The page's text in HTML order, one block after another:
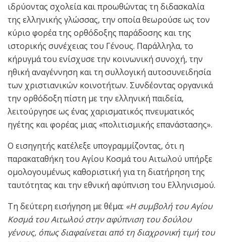
ιδρύοντας σχολεία και προωθώντας τη διδασκαλία
της ελληνικής γλώσσας, την οποία θεωρούσε ως τον
κύριο φορέα της ορθόδοξης παράδοσης και της
ιστορικής συνέχειας του Γένους. Παράλληλα, το
κήρυγμά του ενίσχυσε την κοινωνική συνοχή, την
ηθική αναγέννηση και τη συλλογική αυτοσυνειδησία
των χριστιανικών κοινοτήτων. Συνδέοντας οργανικά
την ορθόδοξη πίστη με την ελληνική παιδεία,
λειτούργησε ως ένας χαρισματικός πνευματικός
ηγέτης και φορέας μιας «πολιτισμικής επανάστασης».
Ο εισηγητής κατέλεξε υπογραμμίζοντας, ότι η
παρακαταθήκη του Αγίου Κοσμά του Αιτωλού υπήρξε
ομολογουμένως καθοριστική για τη διατήρηση της
ταυτότητας και την εθνική αφύπνιση του Ελληνισμού.
Τη δεύτερη εισήγηση με θέμα: «Η συμβολή του Αγίου
Κοσμά του Αιτωλού στην αφύπνιση του δούλου
γένους, όπως διαφαίνεται από τη διαχρονική τιμή του